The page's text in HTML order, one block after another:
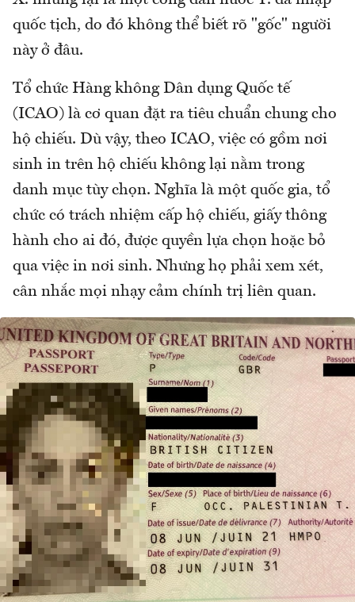
quốc tịch, do đó không thể biết rõ "gốc" người
này ở đâu.
Tổ chức Hàng không Dân dụng Quốc tế
(ICAO) là cơ quan đặt ra tiêu chuẩn chung cho
hộ chiếu. Dù vậy, theo ICAO, việc có gồm nơi
sinh in trên hộ chiếu không lại nằm trong
danh mục tùy chọn. Nghĩa là một quốc gia, tổ
chức có trách nhiệm cấp hộ chiếu, giấy thông
hành cho ai đó, được quyền lựa chọn hoặc bỏ
qua việc in nơi sinh. Nhưng họ phải xem xét,
cân nhắc mọi nhạy cảm chính trị liên quan.